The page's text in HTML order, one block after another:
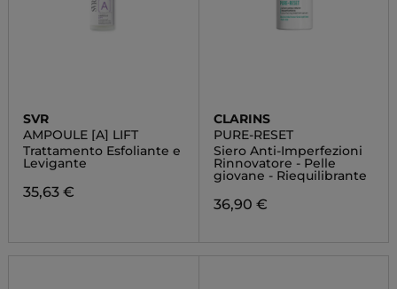
SVR
AMPOULE [A] LIFT
Trattamento Esfoliante e
Levigante
35,63 €
CLARINS
PURE-RESET
Siero Anti-Imperfezioni
Rinnovatore - Pelle
giovane - Riequilibrante
36,90 €